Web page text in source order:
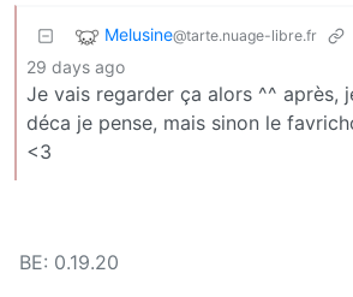
Melusine@tarte.nuage-libre.fr
29 days ago
Je vais regarder ça alors ^^ après,
déca je pense, mais sinon le
<3
BE: 0.19.20